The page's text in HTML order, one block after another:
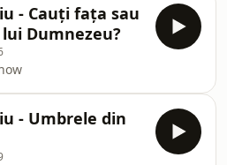
- Cauți fața sau
Dumnezeu?
- Umbrele din